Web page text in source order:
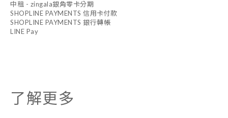
中租 - zingala銀角零卡分期
SHOPLINE PAYMENTS 信用卡付款
SHOPLINE PAYMENTS 銀行轉帳
LINE Pay
了解更多